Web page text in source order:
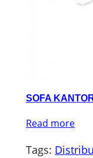
SOFA
Read more
Tags: